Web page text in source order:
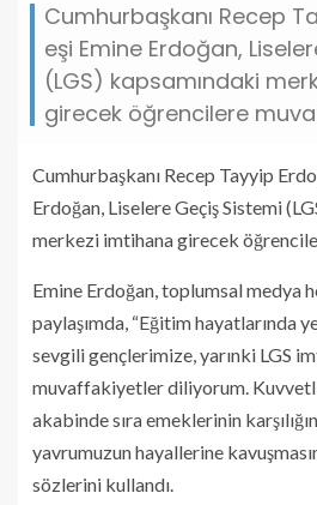
Cumhurbaşkanı Recep
eşi Emine Erdoğan,
(LGS) kapsamındaki
girecek öğrencilere
Cumhurbaşkanı Recep Tayyip
Erdoğan, Liselere Geçiş Sistemi
merkezi imtihana girecek
Emine Erdoğan, toplumsal medya
paylaşımda, “Eğitim hayatlarında
sevgili gençlerimize, yarınki LGS
muvaffakiyetler diliyorum.
akabinde sıra emeklerinin
yavrumuzun hayallerine
sözlerini kullandı.